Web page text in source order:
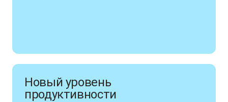
Новый уровень
продуктивности